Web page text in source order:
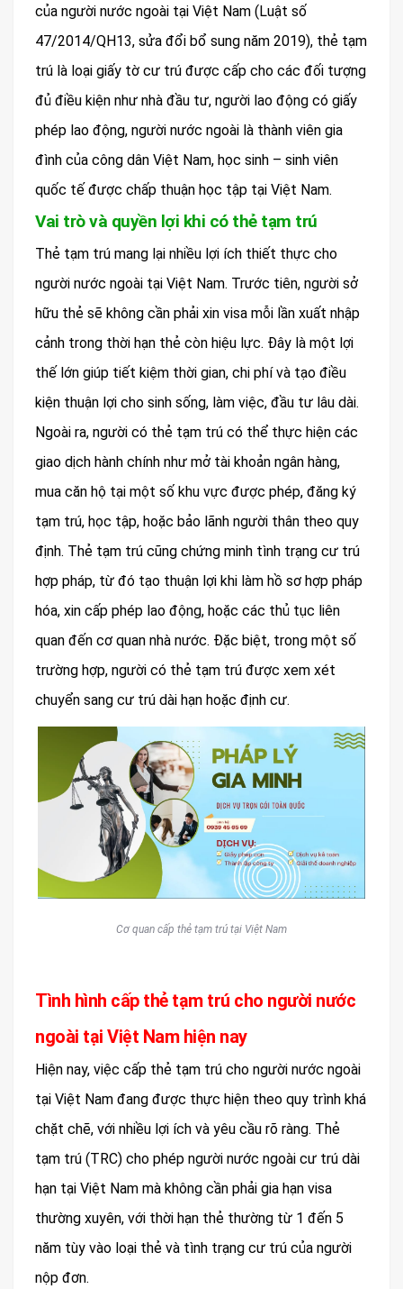
của người nước ngoài tại Việt Nam (Luật số
47/2014/QH13, sửa đổi bổ sung năm 2019), thẻ tạm
trú là loại giấy tờ cư trú được cấp cho các đối tượng
đủ điều kiện như nhà đầu tư, người lao động có giấy
phép lao động, người nước ngoài là thành viên gia
đình của công dân Việt Nam, học sinh – sinh viên
quốc tế được chấp thuận học tập tại Việt Nam.
Vai trò và quyền lợi khi có thẻ tạm trú
Thẻ tạm trú mang lại nhiều lợi ích thiết thực cho
người nước ngoài tại Việt Nam. Trước tiên, người sở
hữu thẻ sẽ không cần phải xin visa mỗi lần xuất nhập
cảnh trong thời hạn thẻ còn hiệu lực. Đây là một lợi
thế lớn giúp tiết kiệm thời gian, chi phí và tạo điều
kiện thuận lợi cho sinh sống, làm việc, đầu tư lâu dài.
Ngoài ra, người có thẻ tạm trú có thể thực hiện các
giao dịch hành chính như mở tài khoản ngân hàng,
mua căn hộ tại một số khu vực được phép, đăng ký
tạm trú, học tập, hoặc bảo lãnh người thân theo quy
định. Thẻ tạm trú cũng chứng minh tình trạng cư trú
hợp pháp, từ đó tạo thuận lợi khi làm hồ sơ hợp pháp
hóa, xin cấp phép lao động, hoặc các thủ tục liên
quan đến cơ quan nhà nước. Đặc biệt, trong một số
trường hợp, người có thẻ tạm trú được xem xét
chuyển sang cư trú dài hạn hoặc định cư.
Cơ quan cấp thẻ tạm trú tại Việt Nam
Tình hình cấp thẻ tạm trú cho người nước
ngoài tại Việt Nam hiện nay
Hiện nay, việc cấp thẻ tạm trú cho người nước ngoài
tại Việt Nam đang được thực hiện theo quy trình khá
chặt chẽ, với nhiều lợi ích và yêu cầu rõ ràng. Thẻ
tạm trú (TRC) cho phép người nước ngoài cư trú dài
hạn tại Việt Nam mà không cần phải gia hạn visa
thường xuyên, với thời hạn thẻ thường từ 1 đến 5
năm tùy vào loại thẻ và tình trạng cư trú của người
nộp đơn.